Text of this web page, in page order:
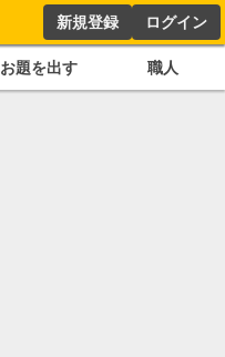
新規登録 ログイン
お題を出す 職人